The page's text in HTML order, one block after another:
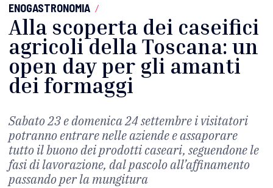
ENOGASTRONOMIA /
Alla scoperta dei caseifici
agricoli della Toscana: un
open day per gli amanti
dei formaggi
Sabato 23 e domenica 24 settembre i visitatori
potranno entrare nelle aziende e assaporare
tutto il buono dei prodotti caseari, seguendone le
fasi di lavorazione, dal pascolo all’affinamento
passando per la mungitura